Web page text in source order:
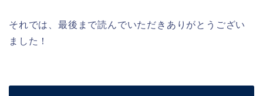
それでは、最後まで読んでいただきありがとうござい
ました！